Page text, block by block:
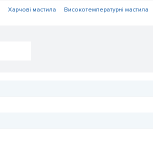
Харчові мастила Високотемпературні мастила